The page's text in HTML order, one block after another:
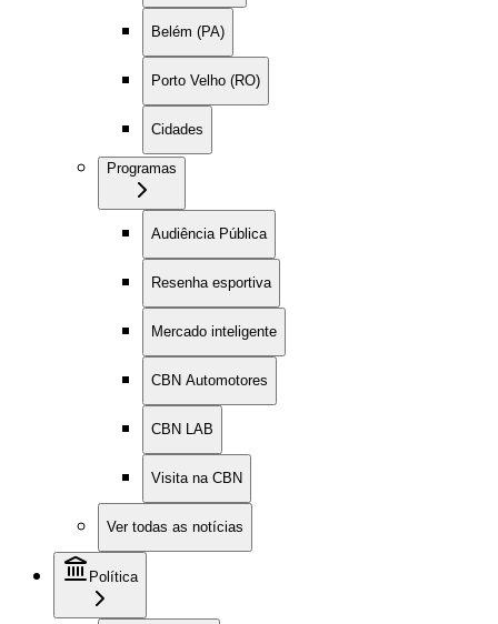
Belém (PA)
Porto Velho (RO)
Cidades
Programas
Audiência Pública
Resenha esportiva
Mercado inteligente
CBN Automotores
CBN LAB
Visita na CBN
Ver todas as notícias
Política